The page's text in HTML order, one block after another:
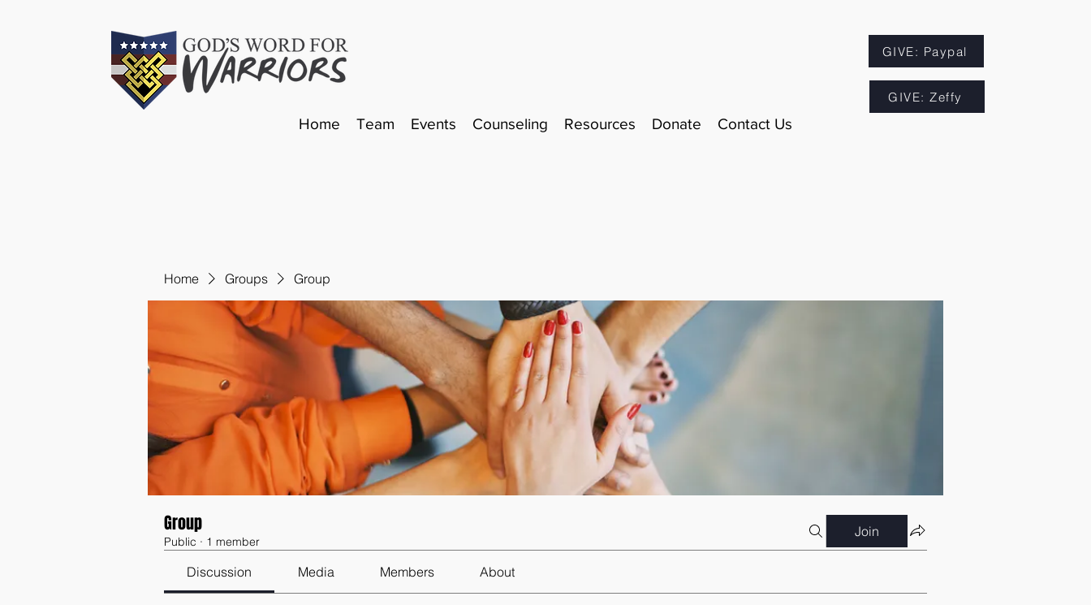
GIVE: Paypal
GIVE: Zeffy
Home Team Events Counseling Resources Donate Contact Us
Home Groups Group
Group
Public · 1 member
Join
Discussion Media Members About